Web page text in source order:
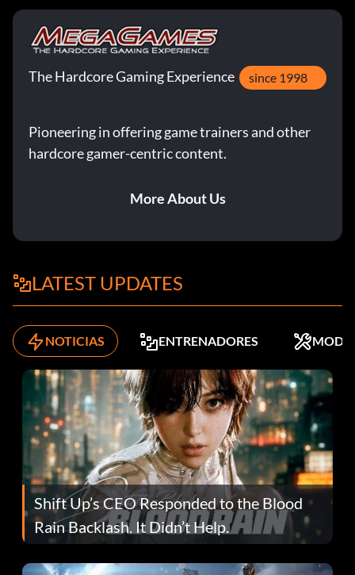
The Hardcore Gaming Experience since 1998
Pioneering in offering game trainers and other
hardcore gamer-centric content.
More About Us
LATEST UPDATES
NOTICIAS ENTRENADORES MODS
Shift Up’s CEO Responded to the Blood
Rain Backlash. It Didn’t Help.